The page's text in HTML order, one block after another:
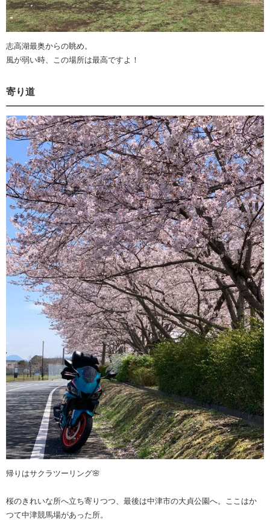
志高湖最奥からの眺め。
風が弱い時、この場所は最高ですよ！
寄り道
帰りはサクラツーリング🌸
桜のきれいな所へ立ち寄りつつ、最後は中津市の大貞公園へ。ここはか
つて中津競馬場があった所。